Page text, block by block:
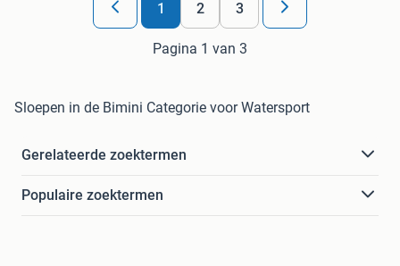
1 2 3
Pagina 1 van 3
Sloepen in de Bimini Categorie voor Watersport
Gerelateerde zoektermen
Populaire zoektermen